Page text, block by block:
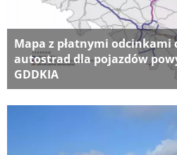
Mapa z płatnymi odcinkami
autostrad dla pojazdów
GDDKIA